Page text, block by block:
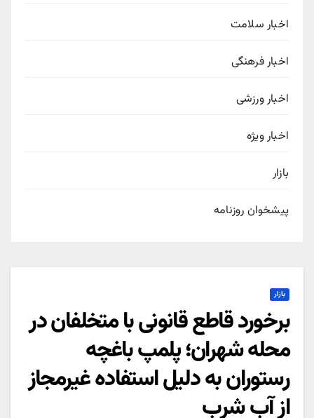
اخبار سلامت
اخبار فرهنگی
اخبار ورزشی
اخبار ویژه
بازار
پیشخوان روزنامه
بازار
برخورد قاطع قانونی با متخلفان در
محله شهران؛ پلمپ باغچه
رستوران به دلیل استفاده غیرمجاز
از آب شرب